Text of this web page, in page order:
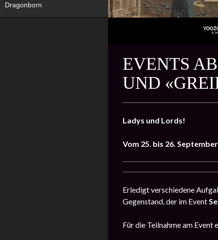
EVENTS
UND
Ladys und Lords!
Vom 25. bis 26.
Erledigt verschiedene
Gegenstand, der im Event
Für die Teilnahme am Event
Dragonborn